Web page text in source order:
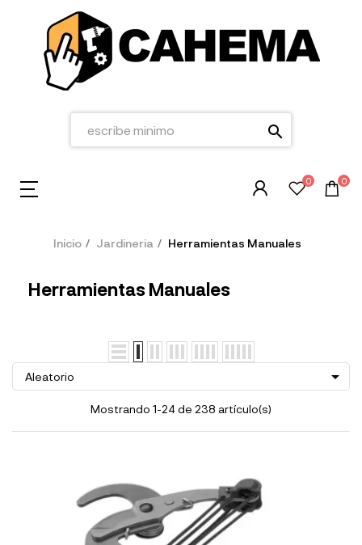
search
0 0
Inicio Jardineria Herramientas Manuales
Herramientas Manuales
Aleatorio 
Mostrando 1-24 de 238 artículo(s)